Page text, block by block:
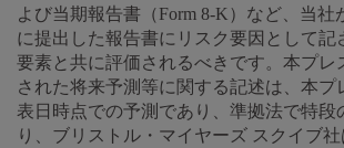
よび当期報告書（Form 8-K）など、当社
に提出した報告書にリスク要因として記
要素と共に評価されるべきです。本プレ
された将来予測等に関する記述は、本プ
表日時点での予測であり、準拠法で特段
り、ブリストル・マイヤーズ スクイブ